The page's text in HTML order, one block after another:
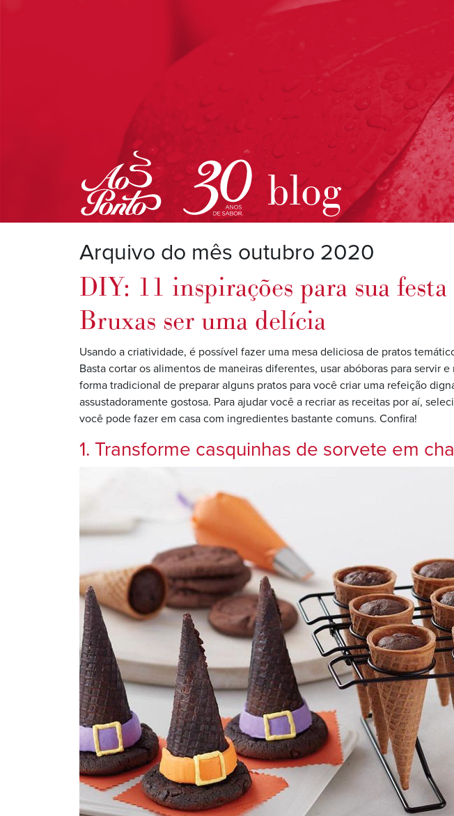
blog
Arquivo do mês outubro 2020
DIY: 11 inspirações para sua
Bruxas ser uma delícia
Usando a criatividade, é possível fazer uma mesa deliciosa de pratos
Basta cortar os alimentos de maneiras diferentes, usar abóboras para servir
forma tradicional de preparar alguns pratos para você criar uma refeição
assustadoramente gostosa. Para ajudar você a recriar as receitas por aí,
você pode fazer em casa com ingredientes bastante comuns. Confira!
1. Transforme casquinhas de sorvete em